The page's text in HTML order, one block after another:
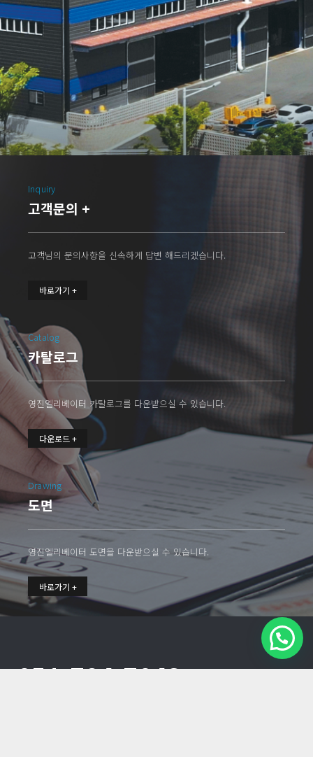
Inquiry
고객문의 +
고객님의 문의사항을 신속하게 답변 해드리겠습니다.
바로가기 +
Catalog
카탈로그
영진엘리베이터 카탈로그를 다운받으실 수 있습니다.
다운로드 +
Drawing
도면
영진엘리베이터 도면을 다운받으실 수 있습니다.
바로가기 +
051-784-7043